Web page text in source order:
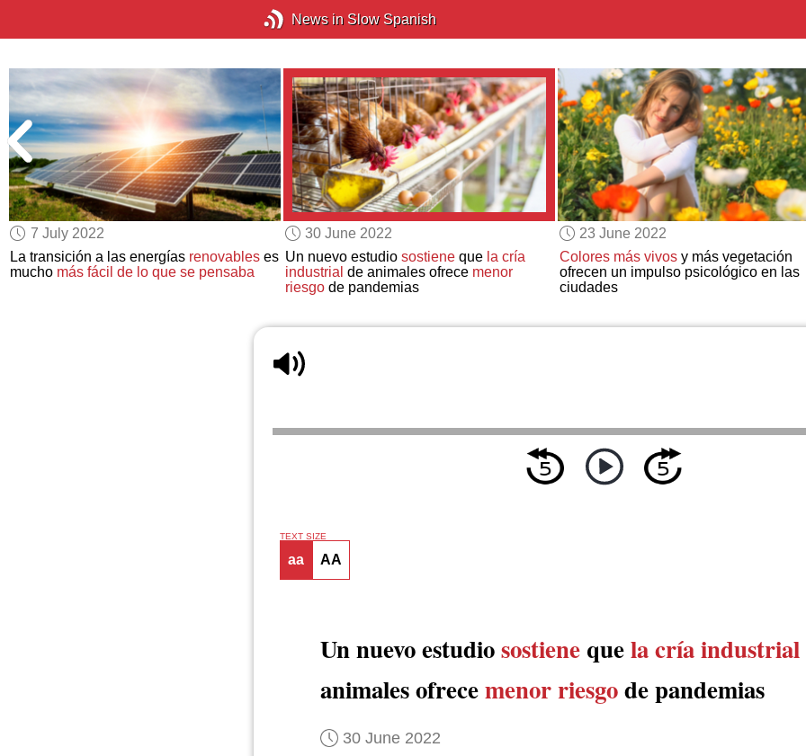
News in Slow Spanish
7 July 2022
La transición a las energías renovables es
mucho más fácil de lo que se pensaba
30 June 2022
Un nuevo estudio sostieneque la cría
industrial de animales ofrece menor
riesgode pandemias
23 June 2022
Colores más vivosy más vegetación
ofrecen un impulso psicológico en las
ciudades
TEXT SIZE
aa AA
Un nuevo estudiosostiene quela cría industrial
animales ofrecemenor riesgode pandemias
30 June 2022